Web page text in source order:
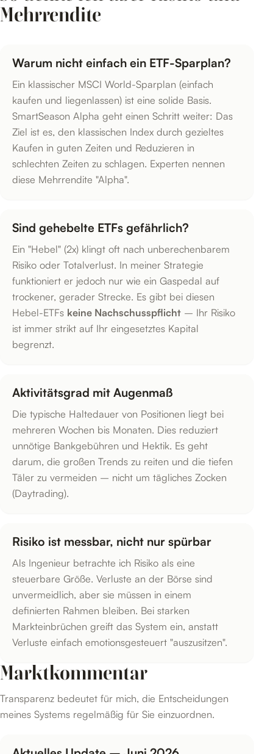
Mehrrendite
Warum nicht einfach ein ETF-Sparplan?
Ein klassischer MSCI World-Sparplan (einfach
kaufen und liegenlassen) ist eine solide Basis.
SmartSeason Alpha geht einen Schritt weiter: Das
Ziel ist es, den klassischen Index durch gezieltes
Kaufen in guten Zeiten und Reduzieren in
schlechten Zeiten zu schlagen. Experten nennen
diese Mehrrendite "Alpha".
Sind gehebelte ETFs gefährlich?
Ein "Hebel" (2x) klingt oft nach unberechenbarem
Risiko oder Totalverlust. In meiner Strategie
funktioniert er jedoch nur wie ein Gaspedal auf
trockener, gerader Strecke. Es gibt bei diesen
Hebel-ETFs keine Nachschusspflicht – Ihr Risiko
ist immer strikt auf Ihr eingesetztes Kapital
begrenzt.
Aktivitätsgrad mit Augenmaß
Die typische Haltedauer von Positionen liegt bei
mehreren Wochen bis Monaten. Dies reduziert
unnötige Bankgebühren und Hektik. Es geht
darum, die großen Trends zu reiten und die tiefen
Täler zu vermeiden – nicht um tägliches Zocken
(Daytrading).
Risiko ist messbar, nicht nur spürbar
Als Ingenieur betrachte ich Risiko als eine
steuerbare Größe. Verluste an der Börse sind
unvermeidlich, aber sie müssen in einem
definierten Rahmen bleiben. Bei starken
Markteinbrüchen greift das System ein, anstatt
Verluste einfach emotionsgesteuert "auszusitzen".
Marktkommentar
Transparenz bedeutet für mich, die Entscheidungen
meines Systems regelmäßig für Sie einzuordnen.